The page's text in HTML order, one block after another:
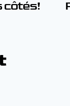
côtés!